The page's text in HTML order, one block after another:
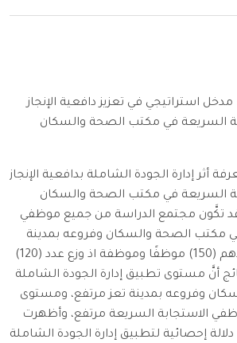
مدخل استراتيجي في تعزيز دافعية الإنجاز
السريعة في مكتب الصحة والسكان
أثر إدارة الجودة الشاملة بدافعية الإنجاز
السريعة في مكتب الصحة والسكان
تكَّون مجتمع الدراسة من جميع موظفي
مكتب الصحة والسكان وفروعه بمدينة
تعز قيد الدراسة وعددهم (150) موظفًا وموظفة اذ وزع عدد (120)
أنَّ مستوى تطبيق إدارة الجودة الشاملة
وفروعه بمدينة تعز مرتفع، ومستوى
الاستجابة السريعة مرتفع، وأظهرت
دلالة إحصائية لتطبيق إدارة الجودة الشاملة